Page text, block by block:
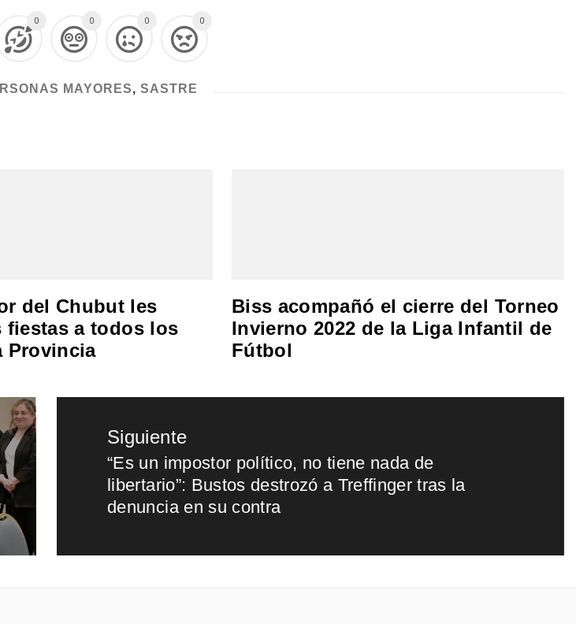
0 0 0 0
MAYORES, SASTRE
del Chubut les
fiestas a todos los
Provincia
Biss acompañó el cierre del Torneo
Invierno 2022 de la Liga Infantil de
Fútbol
Siguiente
Entrada
siguiente:
“Es un impostor político, no tiene nada de
libertario”: Bustos destrozó a Treffinger tras la
denuncia en su contra